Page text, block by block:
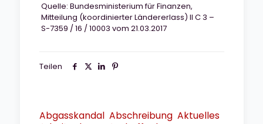
Quelle: Bundesministerium für Finanzen,
Mitteilung (koordinierter Ländererlass) II C 3 –
S-7359 / 16 / 10003 vom 21.03.2017
Teilen
Abgasskandal Abschreibung Aktuelles